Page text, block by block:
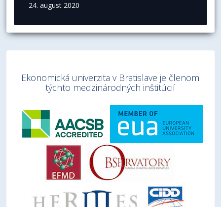
24. august 2020
Ekonomická univerzita v Bratislave je členom
týchto medzinárodných inštitúcií